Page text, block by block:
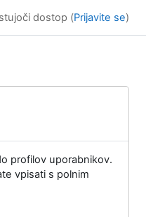
dostop (Prijavite se)
profilov uporabnikov.
vpisati s polnim